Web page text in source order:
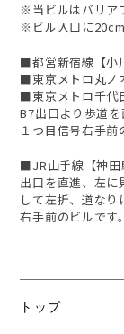
※当ビルはバリア
※ビル入口に20cm
■都営新宿線【小
■東京メトロ丸ノ
■東京メトロ千代
B7出口より歩道を
１つ目信号右手前
■JR山手線【神田
出口を直進、左に
して左折、道な
右手前のビルです。
トップ